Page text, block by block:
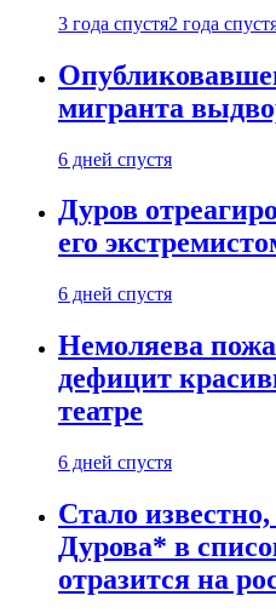
3 года спустя2 года
мигранта
6 дней спустя
Дуров
его
6 дней спустя
Немоляева
дефицит
театре
6 дней спустя
Стало
Дурова* в
отразится на